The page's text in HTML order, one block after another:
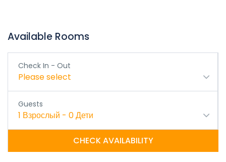
Available Rooms
Check In - Out
Please select
Guests
1 Взрослый - 0Дети
CHECK AVAILABILITY